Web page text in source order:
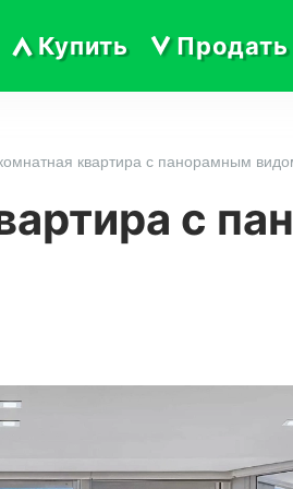
Купить Продать
квартира с панорамным
с